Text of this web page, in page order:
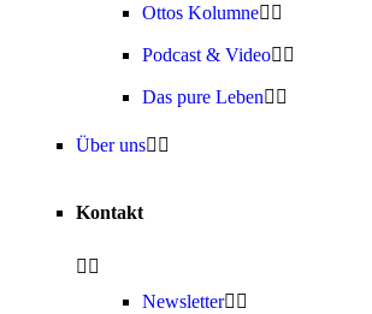
Ottos Kolumne
Podcast & Video
Das pure Leben
Über uns
Kontakt
Newsletter